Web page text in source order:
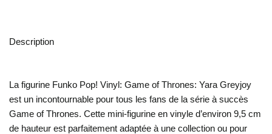
Description
La figurine Funko Pop! Vinyl: Game of Thrones: Yara Greyjoy
est un incontournable pour tous les fans de la série à succès
Game of Thrones. Cette mini-figurine en vinyle d’environ 9,5 cm
de hauteur est parfaitement adaptée à une collection ou pour